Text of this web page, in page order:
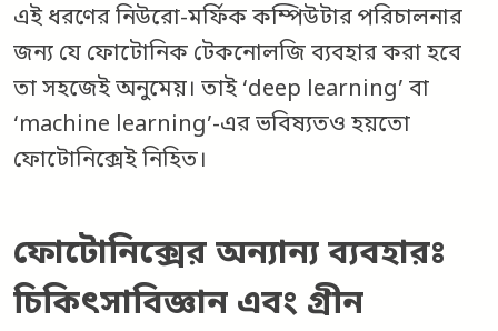
এই ধরণের নিউরো-মর্ফিক কম্পিউটার পরিচালনার
জন্য যে ফোটোনিক টেকনোলজি ব্যবহার করা হবে
তা সহজেই অনুমেয়। তাই ‘deep learning’ বা
‘machine learning’-এর ভবিষ্যতও হয়তো
ফোটোনিক্সেই নিহিত।
ফোটোনিক্সের অন্যান্য ব্যবহারঃ
চিকিৎসাবিজ্ঞান এবং গ্রীন